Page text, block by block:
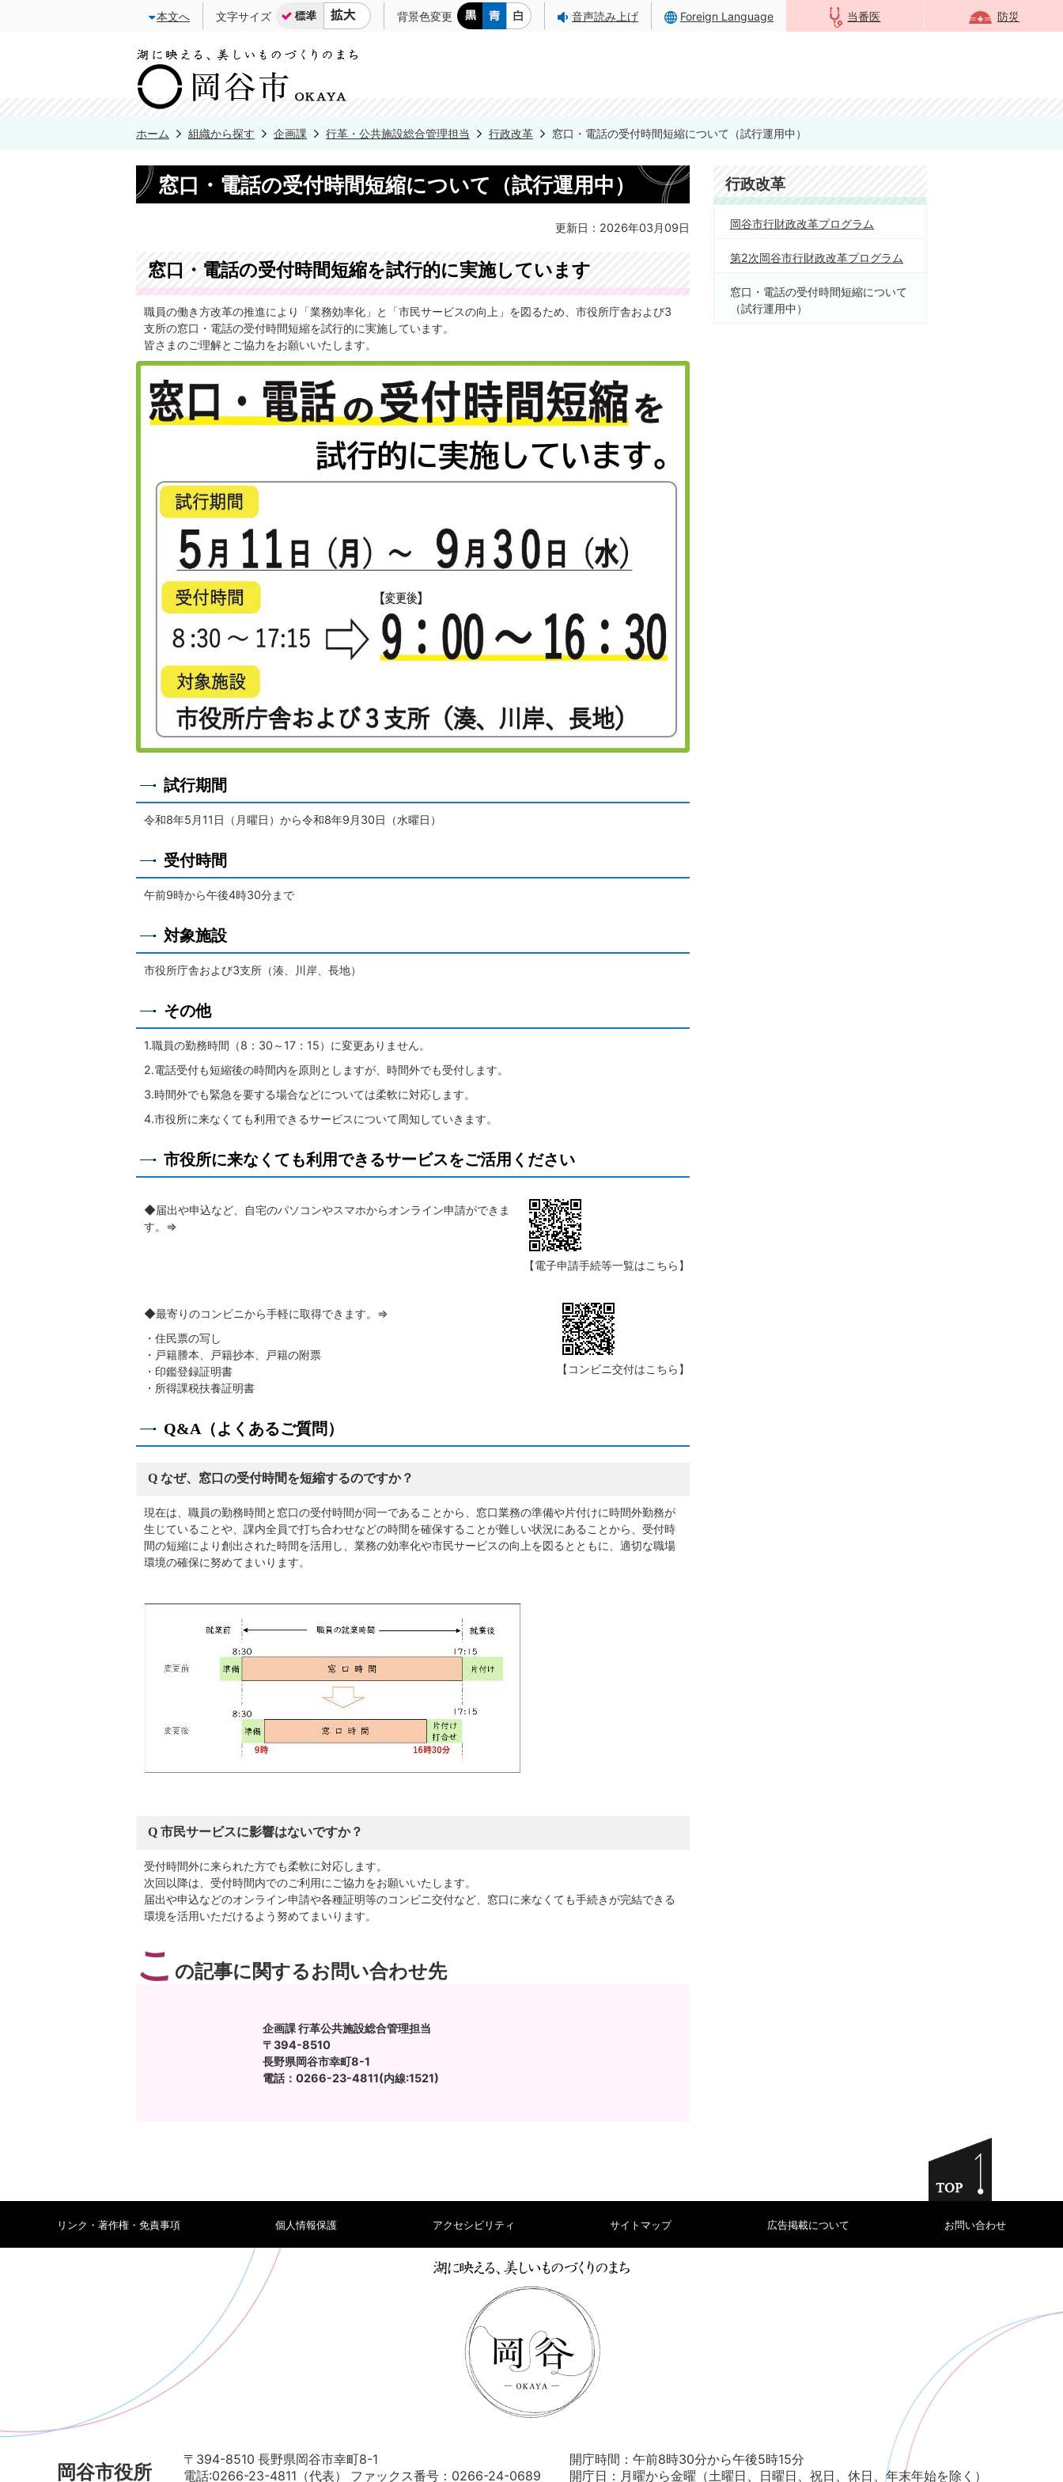
本文へ 文字サイズ 背景色変更 音声読み上げ Foreign Language 当番医 防災
ホーム 組織から探す 企画課 行革・公共施設総合管理担当 行政改革 窓口・電話の受付時間短縮について（試行運用中）
窓口・電話の受付時間短縮について（試行運用中）
更新日：2026年03月09日
窓口・電話の受付時間短縮を試行的に実施しています
職員の働き方改革の推進により「業務効率化」と「市民サービスの向上」を図るため、市役所庁舎および3
支所の窓口・電話の受付時間短縮を試行的に実施しています。
皆さまのご理解とご協力をお願いいたします。
試行期間
令和8年5月11日（月曜日）から令和8年9月30日（水曜日）
受付時間
午前9時から午後4時30分まで
対象施設
市役所庁舎および3支所（湊、川岸、長地）
その他
1.職員の勤務時間（8：30～17：15）に変更ありません。
2.電話受付も短縮後の時間内を原則としますが、時間外でも受付します。
3.時間外でも緊急を要する場合などについては柔軟に対応します。
4.市役所に来なくても利用できるサービスについて周知していきます。
市役所に来なくても利用できるサービスをご活用ください
【電子申請手続等一覧はこちら】
◆届出や申込など、自宅のパソコンやスマホからオンライン申請ができま
す。⇒
【コンビニ交付はこちら】
◆最寄りのコンビニから手軽に取得できます。⇒
・住民票の写し
・戸籍謄本、戸籍抄本、戸籍の附票
・印鑑登録証明書
・所得課税扶養証明書
Q&A（よくあるご質問）
Q なぜ、窓口の受付時間を短縮するのですか？
現在は、職員の勤務時間と窓口の受付時間が同一であることから、窓口業務の準備や片付けに時間外勤務が
生じていることや、課内全員で打ち合わせなどの時間を確保することが難しい状況にあることから、受付時
間の短縮により創出された時間を活用し、業務の効率化や市民サービスの向上を図るとともに、適切な職場
環境の確保に努めてまいります。
Q 市民サービスに影響はないですか？
受付時間外に来られた方でも柔軟に対応します。
次回以降は、受付時間内でのご利用にご協力をお願いいたします。
届出や申込などのオンライン申請や各種証明等のコンビニ交付など、窓口に来なくても手続きが完結できる
環境を活用いただけるよう努めてまいります。
こ の記事に関するお問い合わせ先
企画課 行革公共施設総合管理担当
〒394-8510
長野県岡谷市幸町8-1
電話：0266-23-4811(内線:1521)
行政改革
岡谷市行財政改革プログラム
第2次岡谷市行財政改革プログラム
窓口・電話の受付時間短縮について
（試行運用中）
リンク・著作権・免責事項 個人情報保護 アクセシビリティ サイトマップ 広告掲載について お問い合わせ
岡谷市役所
〒394-8510 長野県岡谷市幸町8-1
電話:0266-23-4811（代表） ファックス番号：0266-24-0689
開庁時間：午前8時30分から午後5時15分
開庁日：月曜から金曜（土曜日、日曜日、祝日、休日、年末年始を除く）